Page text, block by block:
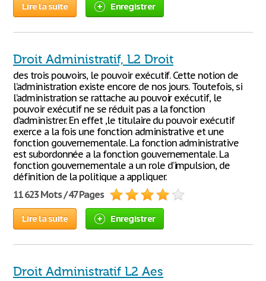
Lire la suite Enregistrer
Droit Administratif, L2 Droit
des trois pouvoirs, le pouvoir exécutif. Cette notion de
l’administration existe encore de nos jours. Toutefois, si
l’administration se rattache au pouvoir exécutif, le
pouvoir exécutif ne se réduit pas a la fonction
d’administrer. En effet ,le titulaire du pouvoir exécutif
exerce a la fois une fonction administrative et une
fonction gouvernementale. La fonction administrative
est subordonnée a la fonction gouvernementale. La
fonction gouvernementale a un role d’impulsion, de
définition de la politique a appliquer.
11 623 Mots / 47 Pages
Lire la suite Enregistrer
Droit Administratif L2 Aes